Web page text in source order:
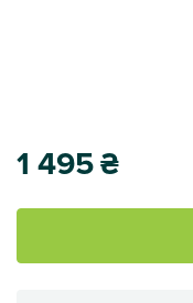
1 495₴